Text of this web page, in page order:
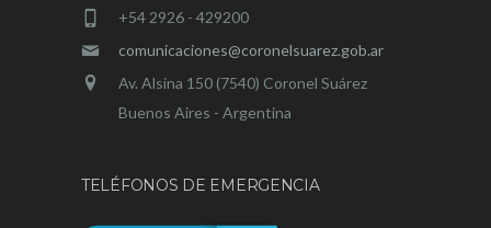
+54 2926 - 429200
comunicaciones@coronelsuarez.gob.ar
Av. Alsina 150 (7540) Coronel Suárez
Buenos Aires - Argentina
TELÉFONOS DE EMERGENCIA